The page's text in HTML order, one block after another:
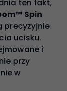
ten fakt,
Spin
precyzyjnie
ucisku.
i
przy
w